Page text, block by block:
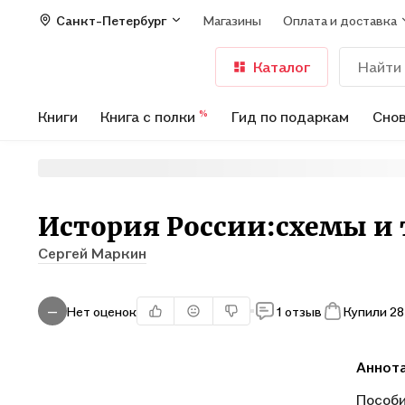
Санкт-Петербург Магазины Оплата и доставка
Каталог
Книги Книга с полки % Гид по подаркам
История России:схемы и
Сергей Маркин
— Нет оценок 1 отзыв Купили